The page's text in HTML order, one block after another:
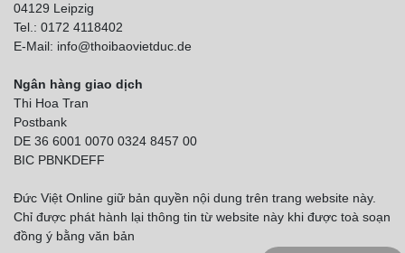
04129 Leipzig
Tel.: 0172 4118402
E-Mail: info@thoibaovietduc.de
Ngân hàng giao dịch
Thi Hoa Tran
Postbank
DE 36 6001 0070 0324 8457 00
BIC PBNKDEFF
Đức Việt Online giữ bản quyền nội dung trên trang website này.
Chỉ được phát hành lại thông tin từ website này khi được toà soạn
đồng ý bằng văn bản